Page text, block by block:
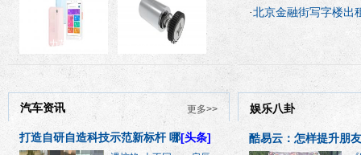
AI助力英语学习 专为狭小空间设计
·北京金融街写字楼出
汽车资讯 更多>>
打造自研自造科技示范新标杆 哪[头条]
娱乐八卦
酷易云：怎样提升朋